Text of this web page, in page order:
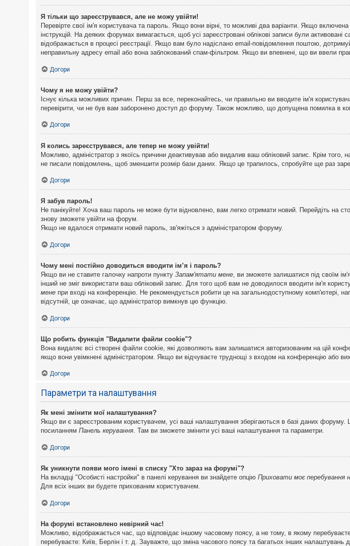
Я тільки що зареєструвався, але не можу увійти!
Перевірте свої ім'я користувача та пароль. Якщо вони вірні, то можливі два варіанти. Якщо
інструкцій. На деяких форумах вимагається, щоб усі зареєстровані облікові записи були
відображається в процесі реєстрації. Якщо вам було надіслано email-повідомлення поштою,
неправильну адресу email або вона заблокований спам-фільтром. Якщо ви впевнені, що ви ввели
Догори
Чому я не можу увійти?
Існує кілька можливих причин. Перш за все, переконайтесь, чи правильно ви вводите ім'я
перевірити, чи не був вам заборонено доступ до форуму. Також можливо, що допущена помилка в
Догори
Я колись зареєструвався, але тепер не можу увійти!
Можливо, адміністратор з якоїсь причини деактивував або видалив ваш обліковий запис. Крім того,
не писали повідомлень, щоб зменшити розмір бази даних. Якщо це трапилось, спробуйте ще раз
Догори
Я забув пароль!
Не панікуйте! Хоча ваш пароль не може бути відновлено, вам легко отримати новий. Перейдіть на
знову зможете увійти на форум.
Якщо не вдалося отримати новий пароль, зв'яжіться з адміністратором форуму.
Догори
Чому мені постійно доводиться вводити ім’я і пароль?
Якщо ви не ставите галочку напроти пункту Запам'ятати мене, ви зможете залишатися під своїм
інший не зміг використати ваш обліковий запис. Для того щоб вам не доводилося вводити ім'я
мене при вході на конференцію. Не рекомендується робити це на загальнодоступному комп'ютері,
відсутній, це означає, що адміністратор вимкнув цю функцію.
Догори
Що робить функція "Видалити файли cookie"?
Вона видаляє всі створені файли cookie, які дозволяють вам залишатися авторизованим на цій
якщо вони увімкнені адміністратором. Якщо ви відчуваєте труднощі з входом на конференцію або
Догори
Параметри та налаштування
Як мені змінити мої налаштування?
Якщо ви є зареєстрованим користувачем, усі ваші налаштування зберігаються в базі даних форуму.
посиланням Панель керування. Там ви зможете змінити усі ваші налаштування та параметри.
Догори
Як уникнути появи мого імені в списку "Хто зараз на форумі"?
На вкладці "Особисті настройки" в панелі керування ви знайдете опцію Приховати моє перебування
Для всіх інших ви будете прихованим користувачем.
Догори
На форумі встановлено невірний час!
Можливо, відображається час, що відповідає іншому часовому поясу, а не тому, в якому
перебуваєте: Київ, Берлін і т. д. Зауважте, що зміна часового поясу та багатьох інших